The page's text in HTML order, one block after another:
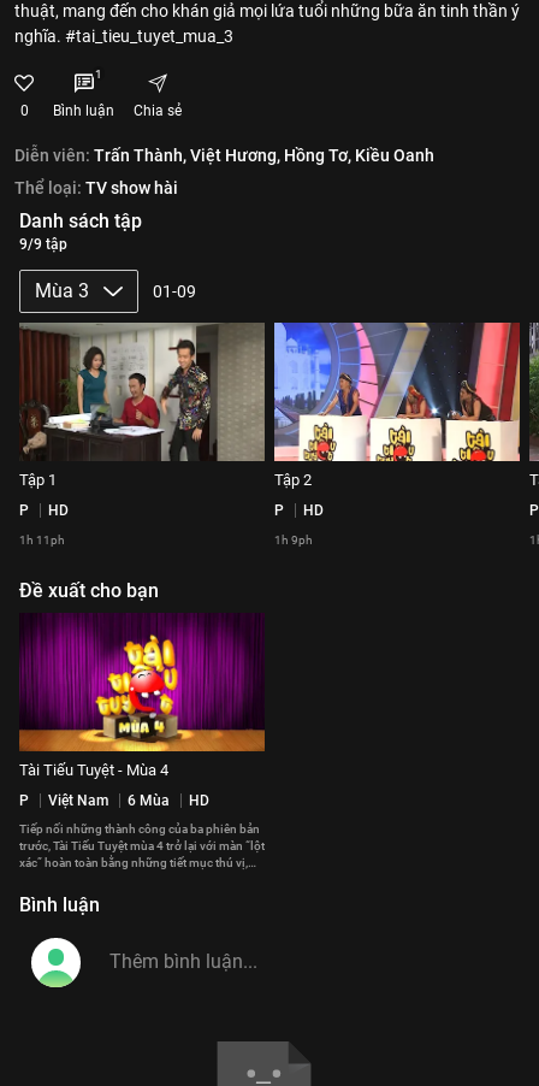
thuật, mang đến cho khán giả mọi lứa tuổi những bữa ăn tinh thần ý
nghĩa. #tai_tieu_tuyet_mua_3
0
1
Bình luận Chia sẻ
Diễn viên: Trấn Thành,Việt Hương, Hồng Tơ, Kiều Oanh
Thể loại: TV show hài
Danh sách tập
9/9 tập
Mùa 3 01-09
Tập 1
P HD
1h 11ph
Tập 2
P HD
1h 9ph
P
Đề xuất cho bạn
Tài Tiếu Tuyệt - Mùa 4
P Việt Nam 6 Mùa HD
Tiếp nối những thành công của ba phiên bản
trước, Tài Tiếu Tuyệt mùa 4 trở lại với màn “lột
xác” hoàn toàn bằng những tiết mục thú vị,
gương mặt nổi tiếng trong giới nghệ thuật
như Hoài Linh, Chí Tài, Việt Hương, Đại Nghĩa,
Tài Tiếu Tuyệt mùa 4 xứng đáng là một
chương trình được mong đợi chính là khai
thác những góc nhìn mới trong cuộc sống
Bình luận